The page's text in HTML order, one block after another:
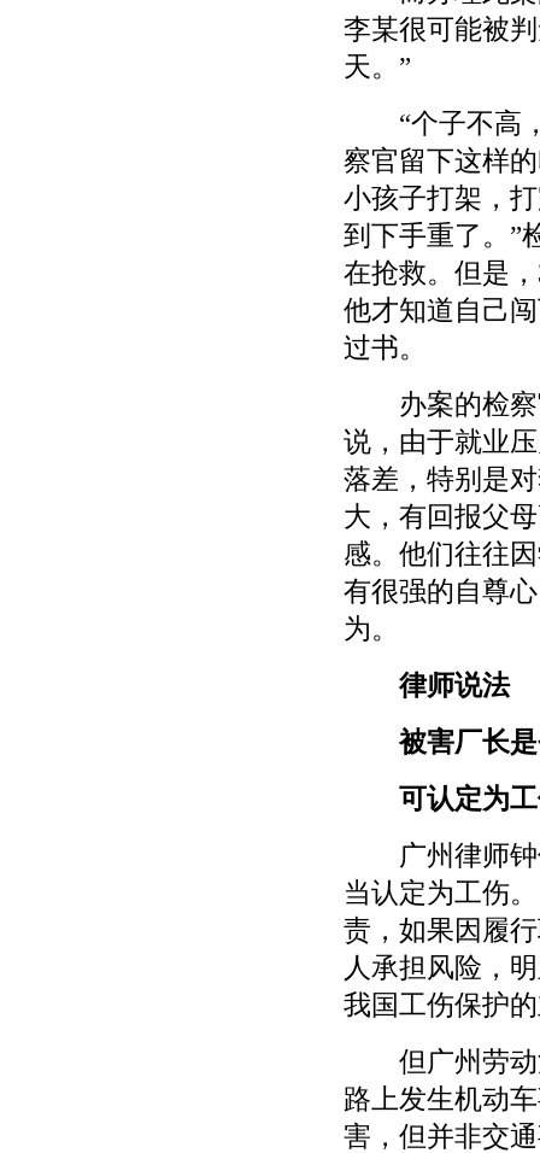
李某很可能被
天。”
“个子不高，
察官留下这样
小孩子打架，
到下手重了。”
在抢救。但是
他才知道自己
过书。
办案的检察
说，由于就业
落差，特别是
大，有回报父
感。他们往往
有很强的自尊
为。
律师说法
被害厂长是
可认定为工
广州律师钟
当认定为工伤
责，如果因履
人承担风险，
我国工伤保护
但广州劳动
路上发生机动
害，但并非交